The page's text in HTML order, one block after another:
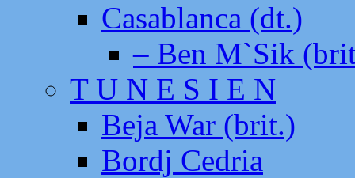
Casablanca (dt.)
– Ben M`Sik
T U N E S I E N
Beja War (brit.)
Bordj Cedria